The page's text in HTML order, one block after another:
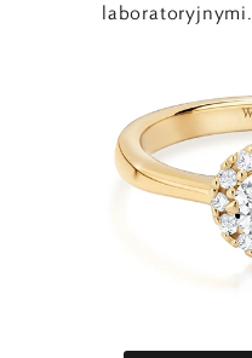
laboratoryjnymi.